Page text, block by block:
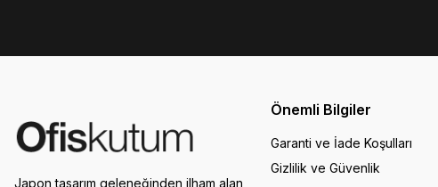
Japon tasarım geleneğinden ilham alan
Önemli Bilgiler
Garanti ve İade Koşulları
Gizlilik ve Güvenlik